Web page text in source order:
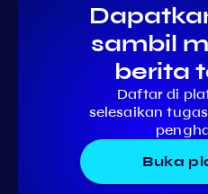
sambil
berita
Daftar di
selesaikan
Buka